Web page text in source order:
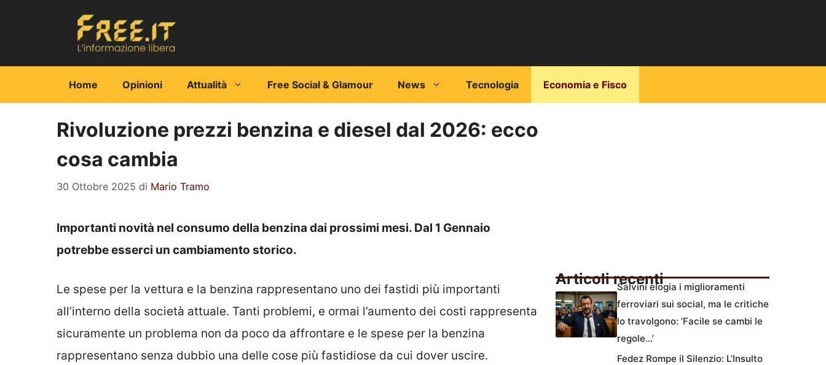
Home Opinioni Attualità Free Social & Glamour News Tecnologia Economia e Fisco
Rivoluzione prezzi benzina e diesel dal 2026: ecco
cosa cambia
30 Ottobre 2025 di Mario Tramo
Importanti novità nel consumo della benzina dai prossimi mesi. Dal 1 Gennaio
potrebbe esserci un cambiamento storico.
Le spese per la vettura e la benzina rappresentano uno dei fastidi più importanti
all’interno della società attuale. Tanti problemi, e ormai l’aumento dei costi rappresenta
sicuramente un problema non da poco da affrontare e le spese per la benzina
rappresentano senza dubbio una delle cose più fastidiose da cui dover uscire.
Articoli recentiSalvini elogia i miglioramenti
ferroviari sui social, ma le critiche
lo travolgono: ‘Facile se cambi le
regole…’
Fedez Rompe il Silenzio: L’Insulto